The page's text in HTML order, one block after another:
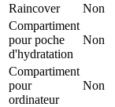
Raincover
Non
Compartiment
pour poche
d'hydratation
Non
Compartiment
pour
ordinateur
Non